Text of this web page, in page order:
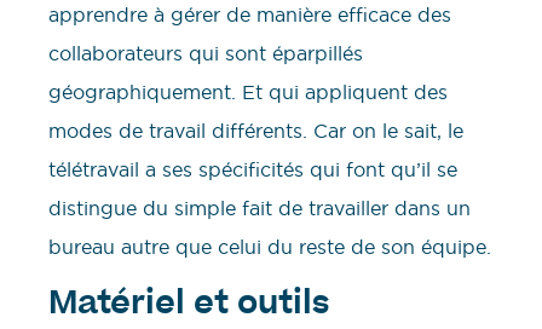
apprendre à gérer de manière efficace des
collaborateurs qui sont éparpillés
géographiquement. Et qui appliquent des
modes de travail différents. Car on le sait, le
télétravail a ses spécificités qui font qu’il se
distingue du simple fait de travailler dans un
bureau autre que celui du reste de son équipe.
Matériel et outils